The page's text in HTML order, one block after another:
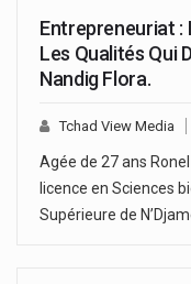
Entrepreneuriat :
Les Qualités Qui
Nandig Flora.
Tchad View Media
Agée de 27 ans
licence en Sciences
Supérieure de